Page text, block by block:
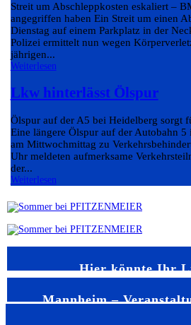
Streit um Abschleppkosten eskaliert –
angegriffen haben Ein Streit um einen
Dienstag auf einem Parkplatz in der
Polizei ermittelt nun wegen
jährigen...
Weiterlesen
Lkw hinterlässt Ölspur
Ölspur auf der A5 bei Heidelberg sorgt
Eine längere Ölspur auf der Autobahn
am Mittwochmittag zu
Uhr meldeten aufmerksame
der...
Weiterlesen
Hier könnte Ihr
Mannheim –